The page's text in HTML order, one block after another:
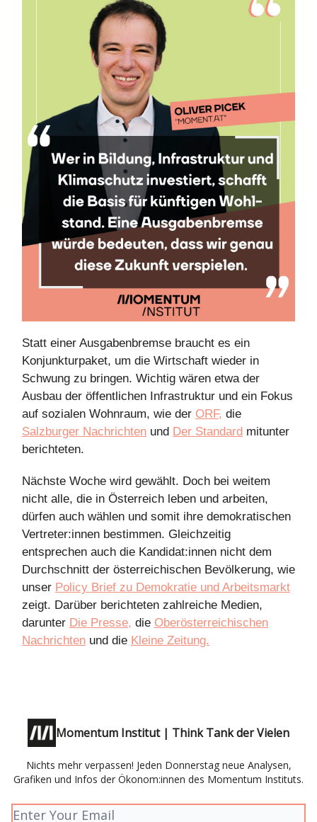
Statt einer Ausgabenbremse braucht es ein
Konjunkturpaket, um die Wirtschaft wieder in
Schwung zu bringen. Wichtig wären etwa der
Ausbau der öffentlichen Infrastruktur und ein Fokus
auf sozialen Wohnraum, wie der ORF, die
Salzburger Nachrichten und Der Standard mitunter
berichteten.
Nächste Woche wird gewählt. Doch bei weitem
nicht alle, die in Österreich leben und arbeiten,
dürfen auch wählen und somit ihre demokratischen
Vertreter:innen bestimmen. Gleichzeitig
entsprechen auch die Kandidat:innen nicht dem
Durchschnitt der österreichischen Bevölkerung, wie
unser Policy Brief zu Demokratie und Arbeitsmarkt
zeigt. Darüber berichteten zahlreiche Medien,
darunter Die Presse, die Oberösterreichischen
Nachrichten und die Kleine Zeitung.
Momentum Institut | Think Tank der Vielen
Nichts mehr verpassen! Jeden Donnerstag neue Analysen,
Grafiken und Infos der Ökonom:innen des Momentum Instituts.